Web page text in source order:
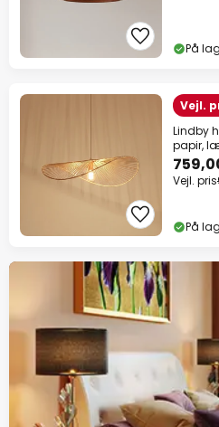
På
Vejl.
Lindby
papir,
Vejl. pris
På